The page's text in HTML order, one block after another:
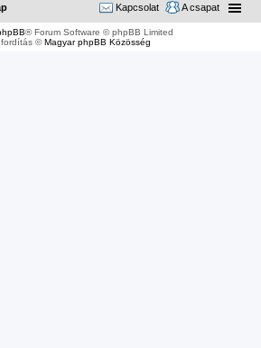
A csapat
Kapcsolat
® Forum Software © phpBB Limited
fordítás ©Magyar phpBB Közösség